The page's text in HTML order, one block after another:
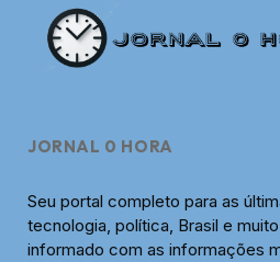
JORNAL 0 HORA
Seu portal completo para as
tecnologia, política, Brasil e
informado com as informações